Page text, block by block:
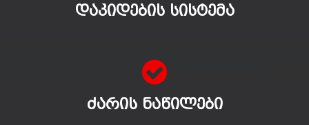
ᲓᲐᲙᲘᲓᲔᲑᲘᲡ ᲡᲘᲡᲢᲔᲛᲐ
ᲫᲐᲠᲘᲡ ᲜᲐᲬᲘᲚᲔᲑᲘ